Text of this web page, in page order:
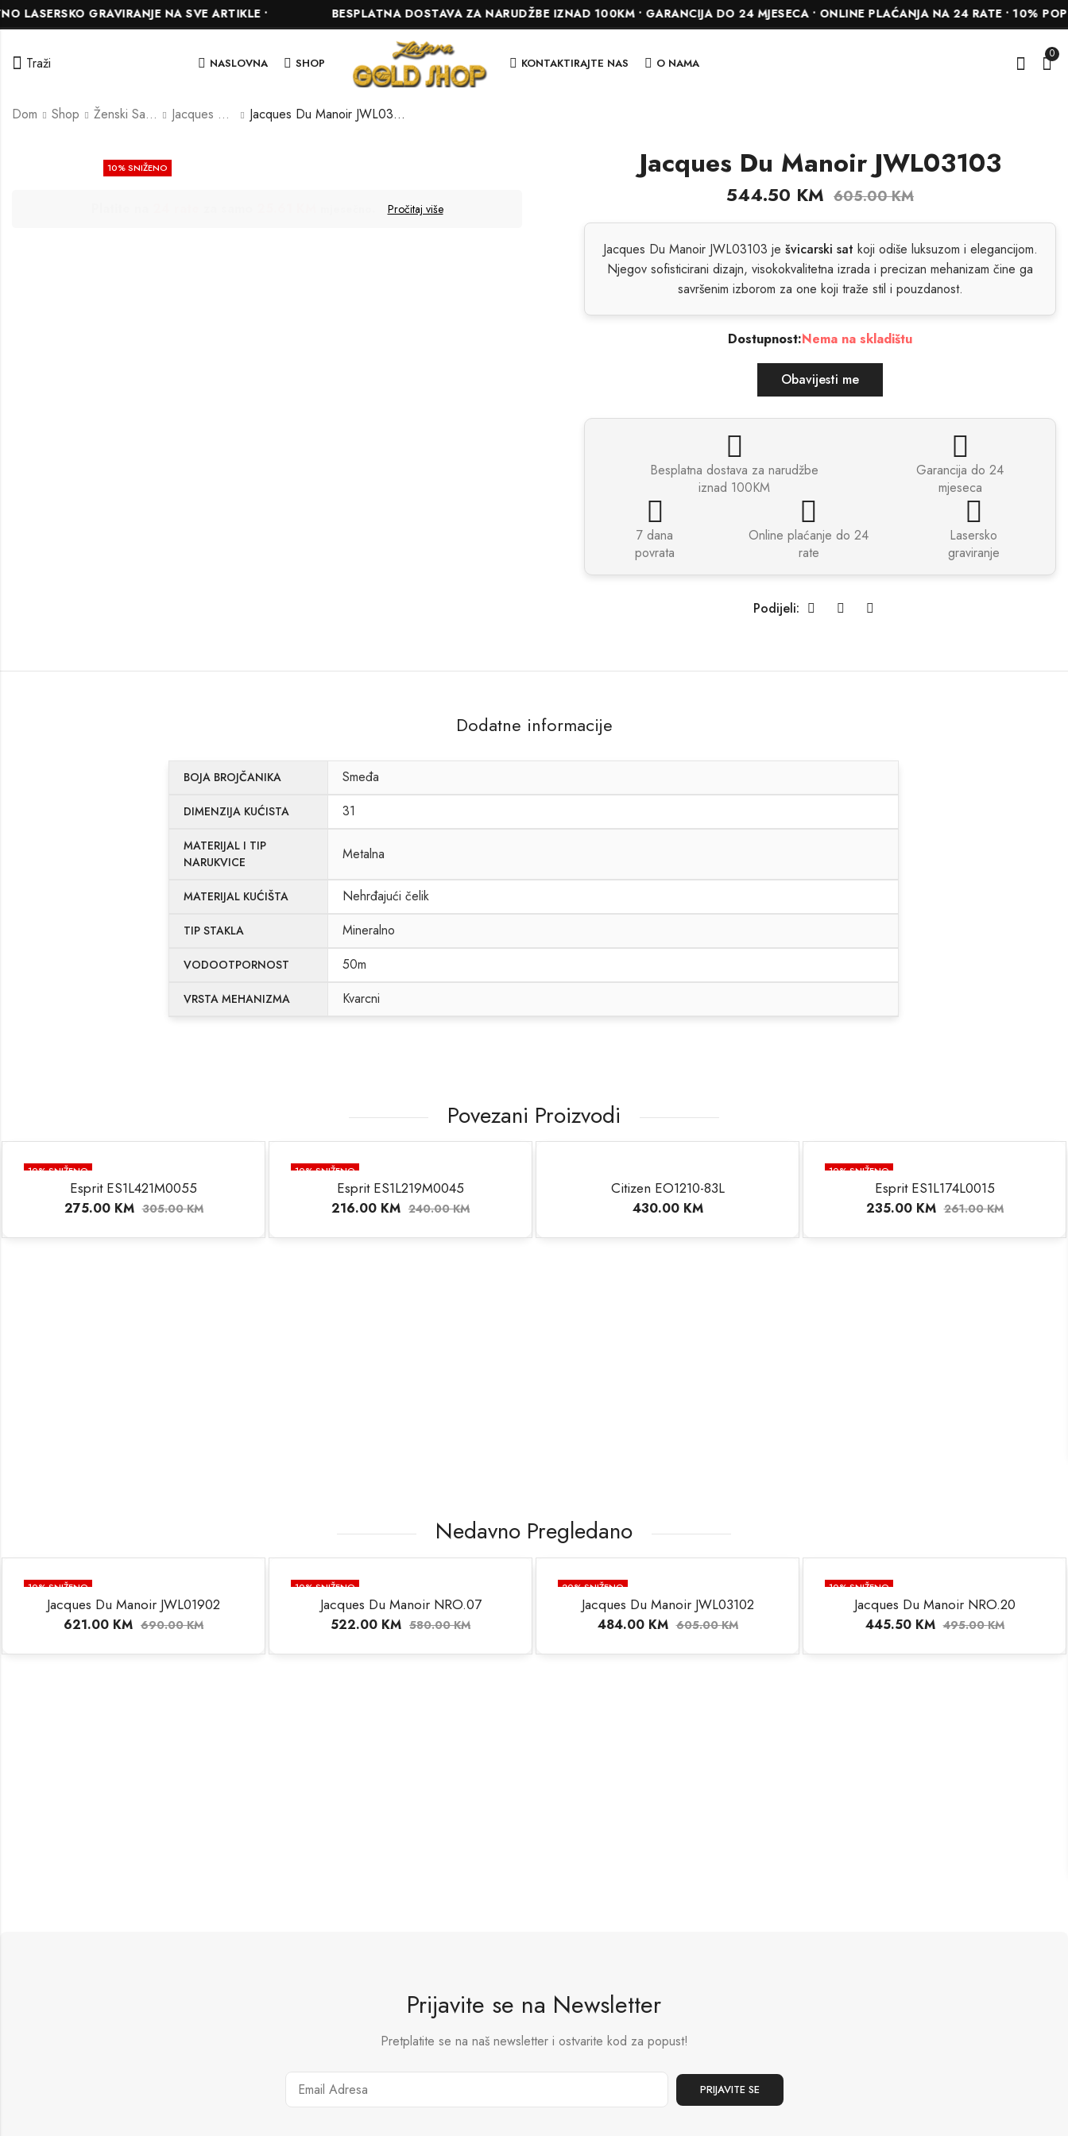
GRAVIRANJE NA SVE ARTIKLE • BESPLATNA DOSTAVA ZA NARUDŽBE IZNAD 100KM • GARANCIJA DO 24 MJESECA • ONLINE PLAĆANJA NA 24 RATE • 10%
Traži NASLOVNA SHOP KONTAKTIRAJTE NAS O NAMA
0
Dom Shop Ženski Satovi Jacques Du Manoir Jacques Du Manoir JWL03103
Jacques Du Manoir
JWG03002
580.00KM
Jacques Du Manoir
JWL01207
580.00KM
10% SNIŽENO
Pročitaj više
Jacques Du Manoir JWL03103
544.50 KM 605.00KM
Jacques Du Manoir JWL03103 je švicarski sat koji odiše luksuzom i elegancijom.
Njegov sofisticirani dizajn, visokokvalitetna izrada i precizan mehanizam čine ga
savršenim izborom za one koji traže stil i pouzdanost.
Dostupnost:Nema na skladištu
Obavijesti me
Besplatna dostava za narudžbe
iznad 100KM
Garancija do 24
mjeseca
7 dana
povrata
Online plaćanje do 24
rate
Lasersko
graviranje
Podijeli:
Dodatne informacije
BOJA BROJČANIKA Smeđa
DIMENZIJA KUĆISTA 31
MATERIJAL I TIP
NARUKVICE
Metalna
MATERIJAL KUĆIŠTA Nehrđajući čelik
TIP STAKLA Mineralno
VODOOTPORNOST 50m
VRSTA MEHANIZMA Kvarcni
Povezani Proizvodi
10% SNIŽENO
Esprit ES1L421M0055
275.00 KM 305.00KM
10% SNIŽENO
Esprit ES1L219M0045
216.00 KM 240.00KM
Citizen EO1210-83L
430.00 KM
10% SNIŽENO
Esprit ES1L174L0015
235.00 KM 261.00KM
Nedavno Pregledano
10% SNIŽENO
NEMA NA STANJU
Jacques Du Manoir JWL01902
621.00 KM 690.00KM
10% SNIŽENO
NEMA NA STANJU
Jacques Du Manoir NRO.07
522.00 KM 580.00KM
20% SNIŽENO
NEMA NA STANJU
Jacques Du Manoir JWL03102
484.00 KM 605.00KM
10% SNIŽENO
NEMA NA STANJU
Jacques Du Manoir NRO.20
445.50 KM 495.00KM
Prijavite se na Newsletter
Pretplatite se na naš newsletter i ostvarite kod za popust!